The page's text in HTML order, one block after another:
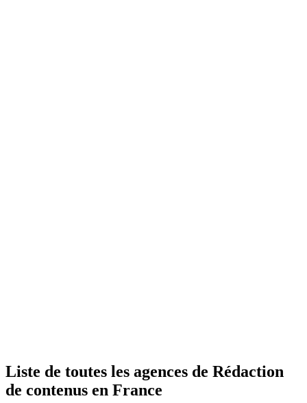
Liste de toutes les agences de Rédaction
de contenus en France